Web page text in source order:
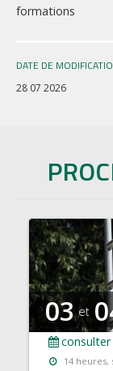
formations
DATE DE
28 07 2026
03 et
14